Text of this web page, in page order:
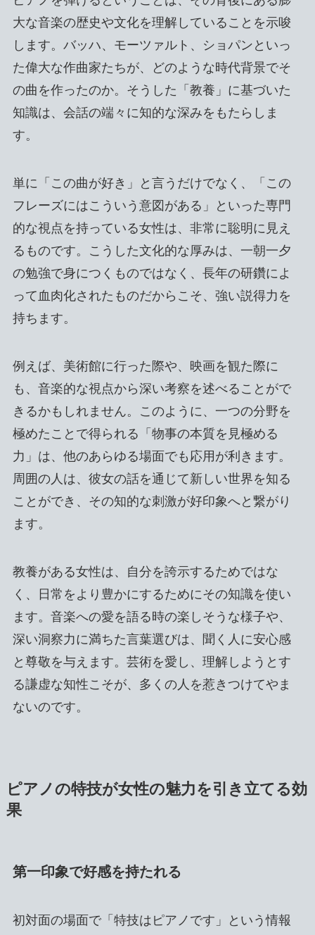
大な音楽の歴史や文化を理解していることを示唆
します。バッハ、モーツァルト、ショパンといっ
た偉大な作曲家たちが、どのような時代背景でそ
の曲を作ったのか。そうした「教養」に基づいた
知識は、会話の端々に知的な深みをもたらしま
す。
単に「この曲が好き」と言うだけでなく、「この
フレーズにはこういう意図がある」といった専門
的な視点を持っている女性は、非常に聡明に見え
るものです。こうした文化的な厚みは、一朝一夕
の勉強で身につくものではなく、長年の研鑽によ
って血肉化されたものだからこそ、強い説得力を
持ちます。
例えば、美術館に行った際や、映画を観た際に
も、音楽的な視点から深い考察を述べることがで
きるかもしれません。このように、一つの分野を
極めたことで得られる「物事の本質を見極める
力」は、他のあらゆる場面でも応用が利きます。
周囲の人は、彼女の話を通じて新しい世界を知る
ことができ、その知的な刺激が好印象へと繋がり
ます。
教養がある女性は、自分を誇示するためではな
く、日常をより豊かにするためにその知識を使い
ます。音楽への愛を語る時の楽しそうな様子や、
深い洞察力に満ちた言葉選びは、聞く人に安心感
と尊敬を与えます。芸術を愛し、理解しようとす
る謙虚な知性こそが、多くの人を惹きつけてやま
ないのです。
ピアノの特技が女性の魅力を引き立てる効
果
第一印象で好感を持たれる
初対面の場面で「特技はピアノです」という情報